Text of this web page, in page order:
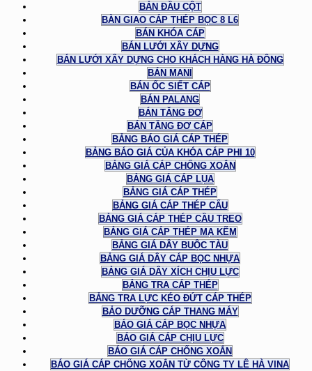
BẢN ĐẦU CỘT
BÀN GIAO CÁP THÉP BỌC 8 L6
BÁN KHÓA CÁP
BÁN LƯỚI XÂY DỰNG
BÁN LƯỚI XÂY DỰNG CHO KHÁCH HÀNG HÀ ĐÔNG
BÁN MANI
BÁN ỐC SIẾT CÁP
BÁN PALANG
BÁN TĂNG ĐƠ
BÁN TĂNG ĐƠ CÁP
BẢNG BÁO GIÁ CÁP THÉP
BẢNG BÁO GIÁ CỦA KHÓA CÁP PHI 10
BẢNG GIÁ CÁP CHỐNG XOẮN
BẢNG GIÁ CÁP LỤA
BẢNG GIÁ CÁP THÉP
BẢNG GIÁ CÁP THÉP CẨU
BẢNG GIÁ CÁP THÉP CẦU TREO
BẢNG GIÁ CÁP THÉP MẠ KẼM
BẢNG GIÁ DÂY BUỘC TÀU
BẢNG GIÁ DÂY CÁP BỌC NHỰA
BẢNG GIÁ DÂY XÍCH CHỊU LỰC
BẢNG TRA CÁP THÉP
BẢNG TRA LỰC KÉO ĐỨT CÁP THÉP
BẢO DƯỠNG CÁP THANG MÁY
BÁO GIÁ CÁP BỌC NHỰA
BÁO GIÁ CÁP CHỊU LỰC
BÁO GIÁ CÁP CHỐNG XOẮN
BÁO GIÁ CÁP CHỐNG XOẮN TỪ CÔNG TY LÊ HÀ VINA